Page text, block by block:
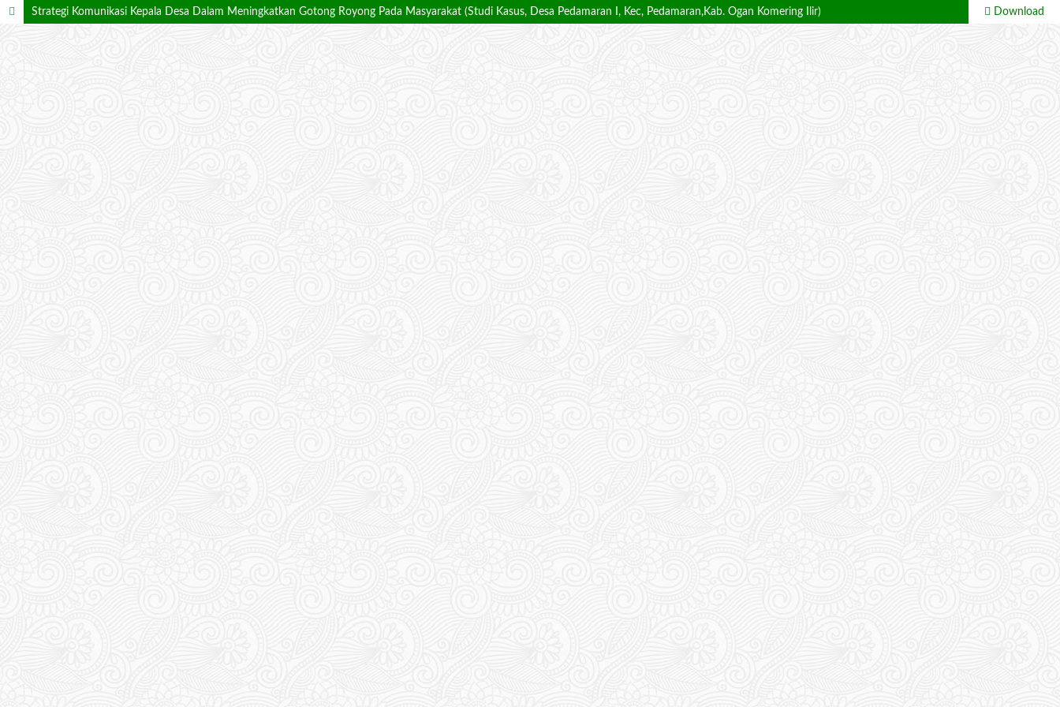
Strategi Komunikasi Kepala Desa Dalam Meningkatkan Gotong Royong Pada Masyarakat (Studi Kasus, Desa Pedamaran I, Kec, Pedamaran,Kab. Ogan Komering Ilir) Download